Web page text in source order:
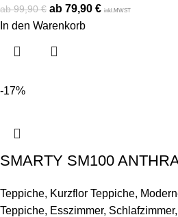
99,90€ 79,90 € inkl.MWST
In den Warenkorb
-17%
SMARTY SM100
Teppiche, Kurzflor Teppiche,
Teppiche, Esszimmer, Schlafzimmer,